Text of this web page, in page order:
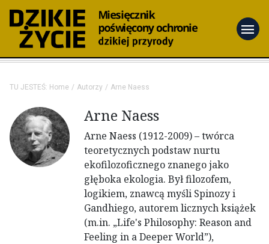
menu
TU JESTEŚ: Home Autorzy Arne Naess
Arne Naess
Arne Naess (1912-2009) – twórca
teoretycznych podstaw nurtu
ekofilozoficznego znanego jako
głęboka ekologia. Był filozofem,
logikiem, znawcą myśli Spinozy i
Gandhiego, autorem licznych książek
(m.in. „Life's Philosophy: Reason and
Feeling in a Deeper World”),